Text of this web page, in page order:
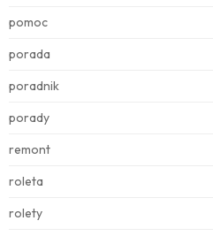
pomoc
porada
poradnik
porady
remont
roleta
rolety